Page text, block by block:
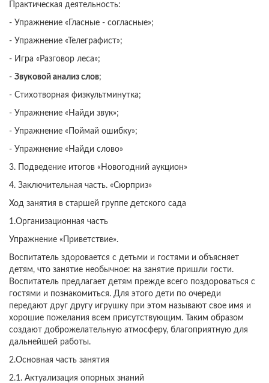
Практическая деятельность:
- Упражнение «Гласные - согласные»;
- Упражнение «Телеграфист»;
- Игра «Разговор леса»;
- Звуковой анализ слов;
- Стихотворная физкультминутка;
- Упражнение «Найди звук»;
- Упражнение «Поймай ошибку»;
- Упражнение «Найди слово»
3. Подведение итогов «Новогодний аукцион»
4. Заключительная часть. «Сюрприз»
Ход занятия в старшей группе детского сада
1.Организационная часть
Упражнение «Приветствие».
Воспитатель здоровается с детьми и гостями и объясняет
детям, что занятие необычное: на занятие пришли гости.
Воспитатель предлагает детям прежде всего поздороваться с
гостями и познакомиться. Для этого дети по очереди
передают друг другу игрушку при этом называют свое имя и
хорошие пожелания всем присутствующим. Таким образом
создают доброжелательную атмосферу, благоприятную для
дальнейшей работы.
2.Основная часть занятия
2.1. Актуализация опорных знаний